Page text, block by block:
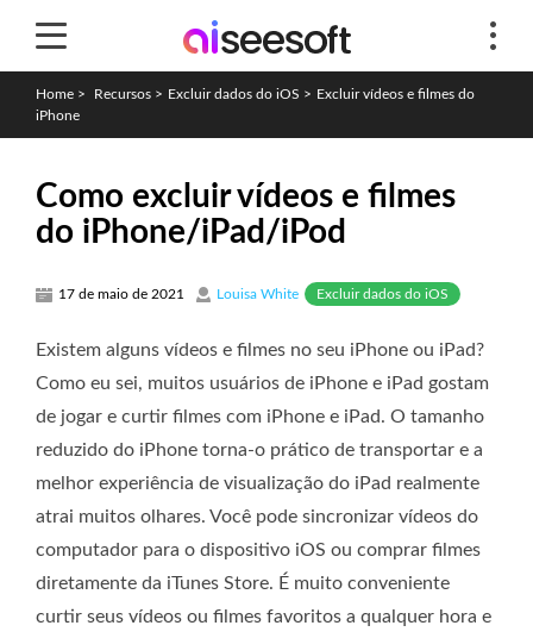
Home > Recursos > Excluir dados do iOS > Excluir vídeos e filmes do
iPhone
Como excluir vídeos e filmes
do iPhone/iPad/iPod
17 de maio de 2021 Louisa White Excluir dados do iOS
Existem alguns vídeos e filmes no seu iPhone ou iPad?
Como eu sei, muitos usuários de iPhone e iPad gostam
de jogar e curtir filmes com iPhone e iPad. O tamanho
reduzido do iPhone torna-o prático de transportar e a
melhor experiência de visualização do iPad realmente
atrai muitos olhares. Você pode sincronizar vídeos do
computador para o dispositivo iOS ou comprar filmes
diretamente da iTunes Store. É muito conveniente
curtir seus vídeos ou filmes favoritos a qualquer hora e